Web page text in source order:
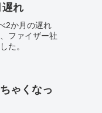
れ
2か月の遅れ
ファイザー社
た。
ゃくなっ